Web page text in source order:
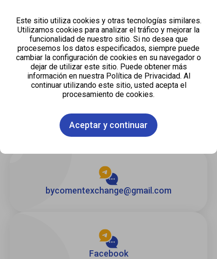
Apoyo
Whatsapp
bycomentexchange@gmail.com
Facebook
Este sitio utiliza cookies y otras tecnologías similares.
Utilizamos cookies para analizar el tráfico y mejorar la
funcionalidad de nuestro sitio. Si no desea que
procesemos los datos especificados, siempre puede
cambiar la configuración de cookies en su navegador o
dejar de utilizar este sitio. Puede obtener más
información en nuestra Política de Privacidad. Al
continuar utilizando este sitio, usted acepta el
procesamiento de cookies.
Aceptar y continuar